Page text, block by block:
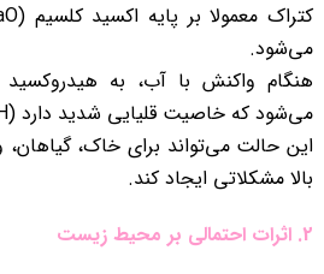
می‌شود.
می‌شود که خاصیت قلیایی شدید دارد (pH بالا)
این حالت می‌تواند برای خاک،
بالا مشکلاتی ایجاد کند.
2. اثرات احتمالی بر محیط‌ زیست